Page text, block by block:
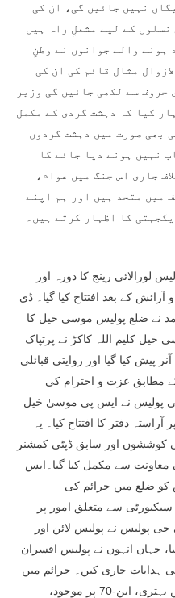
نہیں جائیں گی، ان کی
کے لیے مشعلِ راہ ہیں
ہونے والے جوانوں نے وطنِ
مثال قائم کی ان کی
حروف سے لکھی جائیں گی وزیر
کیا کہ دہشت گردی کے مکمل
بھی صورت میں دہشت گردوں
نہیں ہونے دیا جائے گا
جاری اس جنگ میں عوام،
میں متحد ہیں اور ہم اپنے
کا اظہار کرتے ہیں۔
پولیس لورالائی رینج کا دورہ اور
کے بعد افتتاح کیا گیا۔ ڈی
نے ضلع پولیس موسیٰ خیل کا
کلیم اللہ کاکڑ نے پرتپاک
پیش کیا گیا اور روایتی قبائلی
مطابق عزت و احترام کی
پولیس نے ایس پی موسیٰ خیل
دفتر کا افتتاح کیا۔ یہ
اور سابق ڈپٹی کمشنر
سے مکمل کیا گیا۔ایس
ضلع میں جرائم کی
سے متعلق امور پر
پولیس نے پولیس لائن اور
جہاں انہوں نے پولیس افسران
ہدایات جاری کیں۔ جرائم میں
کمی لانا، عوامی خدمت کے معیار میں بہتری، این-70 پر موجود،